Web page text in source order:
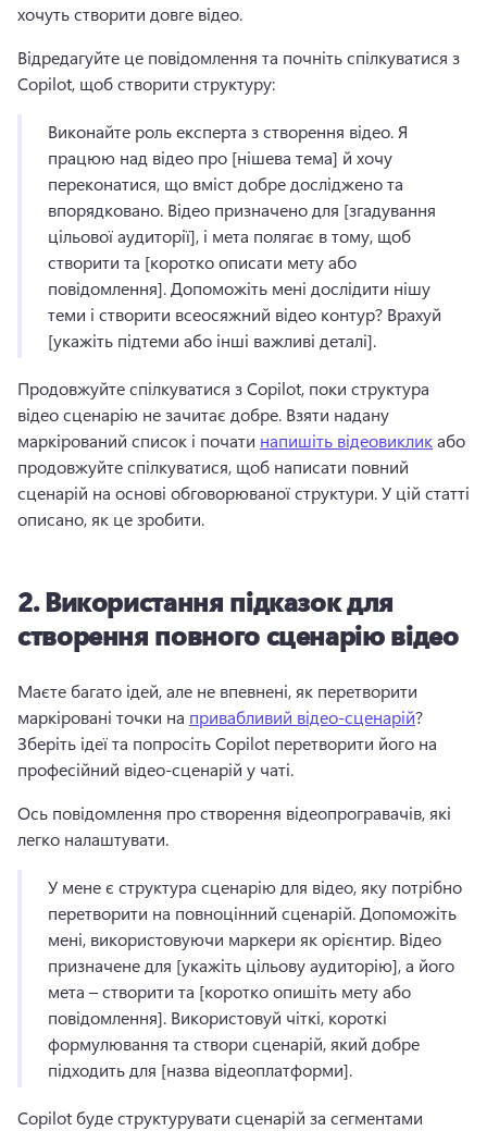
хочуть створити довге відео.
Відредагуйте це повідомлення та почніть спілкуватися з
Copilot, щоб створити структуру:
Виконайте роль експерта з створення відео. Я
працюю над відео про [нішева тема] й хочу
переконатися, що вміст добре досліджено та
впорядковано. Відео призначено для [згадування
цільової аудиторії], і мета полягає в тому, щоб
створити та [коротко описати мету або
повідомлення]. Допоможіть мені дослідити нішу
теми і створити всеосяжний відео контур? Врахуй
[укажіть підтеми або інші важливі деталі].
Продовжуйте спілкуватися з Copilot, поки структура
відео сценарію не зачитає добре. Взяти надану
маркірований список і почати напишіть відеовиклик або
продовжуйте спілкуватися, щоб написати повний
сценарій на основі обговорюваної структури. У цій статті
описано, як це зробити.
2.Використання підказок для
створення повного сценарію відео
Маєте багато ідей, але не впевнені, як перетворити
маркіровані точки на привабливий відео-сценарій
Зберіть ідеї та попросіть Copilot перетворити його на
професійний відео-сценарій у чаті.
Ось повідомлення про створення відеопрогравачів, які
легко налаштувати.
У мене є структура сценарію для відео, яку потрібно
перетворити на повноцінний сценарій. Допоможіть
мені, використовуючи маркери як орієнтир. Відео
призначене для [укажіть цільову аудиторію], а його
мета – створити та [коротко опишіть мету або
повідомлення]. Використовуй чіткі, короткі
формулювання та створи сценарій, який добре
підходить для [назва відеоплатформи].
Copilot буде структурувати сценарій за сегментами